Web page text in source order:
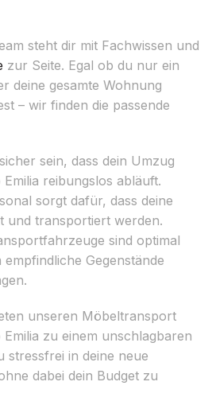
steht dir mit Fachwissen und
zur Seite. Egal ob du nur ein
deine gesamte Wohnung
– wir finden die passende
sein, dass dein Umzug
reibungslos abläuft.
sorgt dafür, dass deine
und transportiert werden.
sind optimal
Gegenstände
unseren Möbeltransport
zu einem unschlagbaren
stressfrei in deine neue
dabei dein Budget zu